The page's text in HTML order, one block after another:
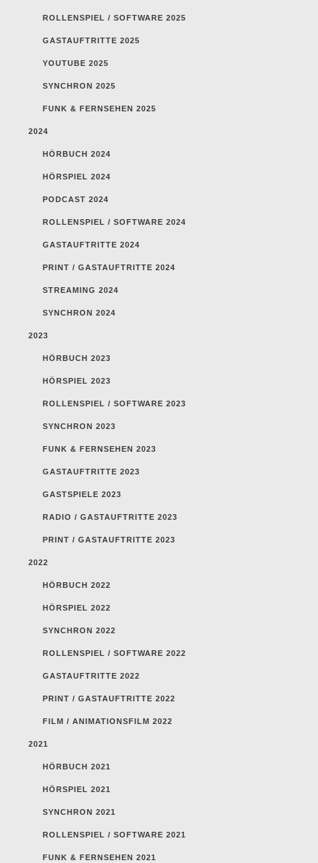
ROLLENSPIEL / SOFTWARE 2025
GASTAUFTRITTE 2025
YOUTUBE 2025
SYNCHRON 2025
FUNK & FERNSEHEN 2025
2024
HÖRBUCH 2024
HÖRSPIEL 2024
PODCAST 2024
ROLLENSPIEL / SOFTWARE 2024
GASTAUFTRITTE 2024
PRINT / GASTAUFTRITTE 2024
STREAMING 2024
SYNCHRON 2024
2023
HÖRBUCH 2023
HÖRSPIEL 2023
ROLLENSPIEL / SOFTWARE 2023
SYNCHRON 2023
FUNK & FERNSEHEN 2023
GASTAUFTRITTE 2023
GASTSPIELE 2023
RADIO / GASTAUFTRITTE 2023
PRINT / GASTAUFTRITTE 2023
2022
HÖRBUCH 2022
HÖRSPIEL 2022
SYNCHRON 2022
ROLLENSPIEL / SOFTWARE 2022
GASTAUFTRITTE 2022
PRINT / GASTAUFTRITTE 2022
FILM / ANIMATIONSFILM 2022
2021
HÖRBUCH 2021
HÖRSPIEL 2021
SYNCHRON 2021
ROLLENSPIEL / SOFTWARE 2021
FUNK & FERNSEHEN 2021